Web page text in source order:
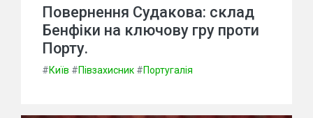
Повернення Судакова: склад
Бенфіки на ключову гру проти
Порту.
#Київ #Півзахисник #Португалія